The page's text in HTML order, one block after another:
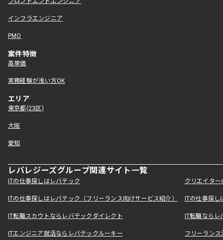
インフラエンジニア
PMO
案件特徴
高単価
実務経験が浅い方OK
エリア
東京都(23区)
大阪
愛知
レバレジーズグループ関連サイト一覧
ITの仕事探しはレバテック クリエイタ
ITの仕事探しはレバテック（フリーランス向けサービス紹介） ITの仕事探
IT転職スカウトならレバテックダイレクト IT転職なら
ITエンジニア就活ならレバテックルーキー フリーラン